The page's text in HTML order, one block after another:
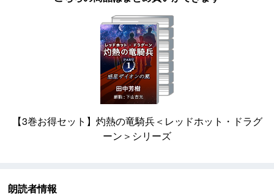
【3巻お得セット】灼熱の竜騎兵＜レッドホット・ドラグ
ーン＞シリーズ
朗読者情報